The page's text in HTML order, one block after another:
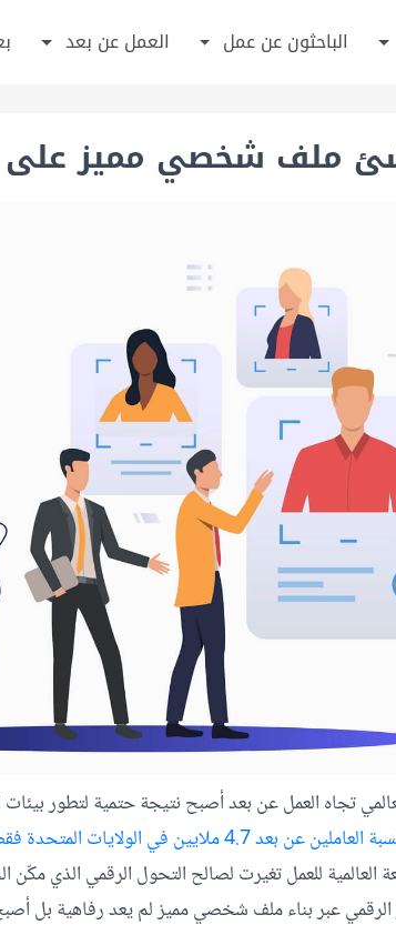
الباحثون عن عمل العمل عن بعد
ملف شخصي مميز على
تجاه العمل عن بعد أصبح نتيجة حتمية لتطور بيئات
العالمية للعمل تغيرت لصالح التحول الرقمي الذي
عبر بناء ملف شخصي مميز لم يعد رفاهية بل